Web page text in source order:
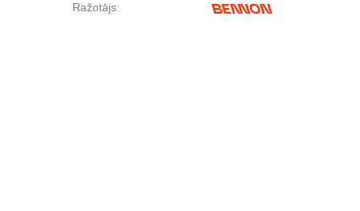
Ražotājs: